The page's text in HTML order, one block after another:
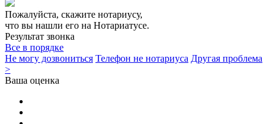
Пожалуйста, скажите нотариусу,
что вы нашли его на Нотариатусе.
Результат звонка
Все в порядке
Не могу дозвониться Телефон не нотариуса Другая проблема
>
Ваша оценка